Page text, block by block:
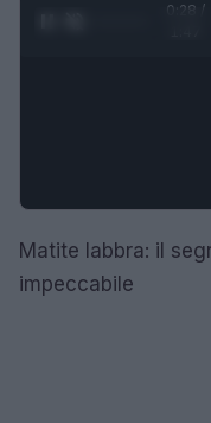
0:29 /
Matite labbra: il
impeccabile